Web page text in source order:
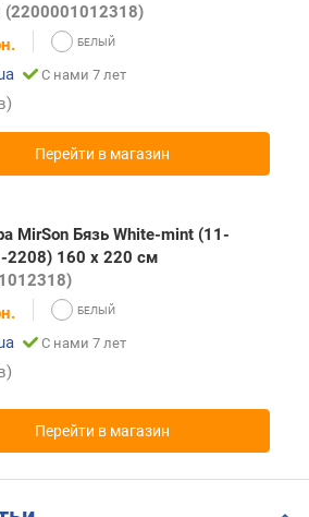
(2200001012318)
С нами 7 лет
Перейти в магазин
MirSon Бязь White-mint (11-
2208) 160 x 220 см
С нами 7 лет
Перейти в магазин